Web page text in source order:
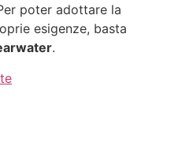
poter adottare la
esigenze, basta
.